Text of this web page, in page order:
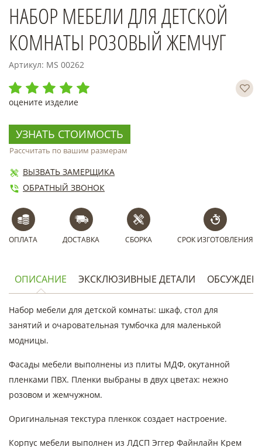
НАБОР МЕБЕЛИ ДЛЯ ДЕТСКОЙ
КОМНАТЫ РОЗОВЫЙ ЖЕМЧУГ
Артикул: MS 00262
оцените изделие
УЗНАТЬ СТОИМОСТЬ
Рассчитать по вашим размерам
ВЫЗВАТЬ ЗАМЕРЩИКА
ОБРАТНЫЙ ЗВОНОК
ОПЛАТА ДОСТАВКА СБОРКА СРОК ИЗГОТОВЛЕНИЯ
ОПИСАНИЕ ЭКСКЛЮЗИВНЫЕ ДЕТАЛИ
Набор мебели для детской комнаты: шкаф, стол для
занятий и очаровательная тумбочка для маленькой
модницы.
Фасады мебели выполнены из плиты МДФ, окутанной
пленками ПВХ. Пленки выбраны в двух цветах: нежно
розовом и жемчужном.
Оригинальная текстура пленкок создает настроение.
Корпус мебели выполнен из ЛДСП Эггер Файнлайн Крем